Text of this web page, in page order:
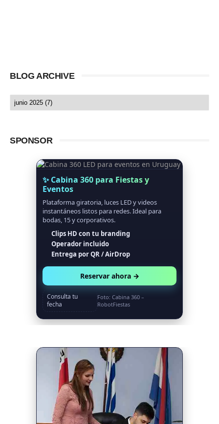
BLOG ARCHIVE
SPONSOR
✨ Cabina 360 para Fiestas y
Eventos
Plataforma giratoria, luces LED y videos
instantáneos listos para redes. Ideal para
bodas, 15 y corporativos.
Clips HD con tu branding
Operador incluido
Entrega por QR / AirDrop
Reservar ahora →
Consulta tu
fecha
Foto: Cabina 360 –
RobotFiestas